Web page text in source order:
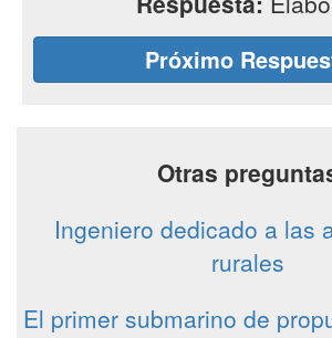
Próximo
Otras
Ingeniero dedicado a las
rurales
El primer submarino de